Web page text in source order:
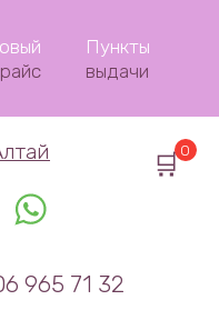
Пункты
выдачи
965 71 32
0